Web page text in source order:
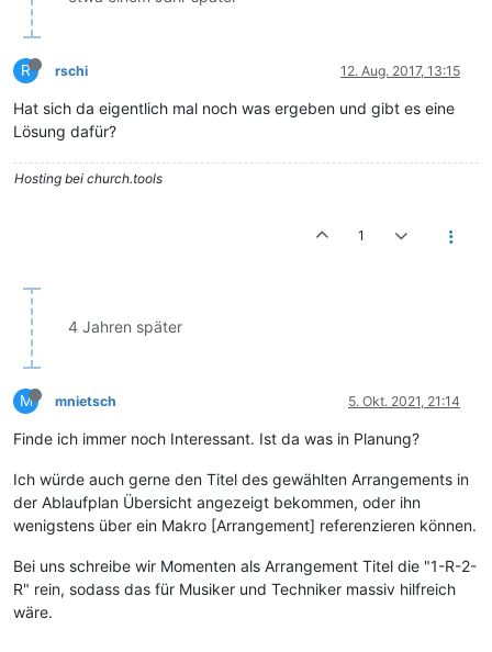
R rschi 12. Aug. 2017, 13:15
Hat sich da eigentlich mal noch was ergeben und gibt es eine
Lösung dafür?
Hosting bei church.tools
1
4 Jahren später
M mnietsch 5. Okt. 2021, 21:14
Finde ich immer noch Interessant. Ist da was in Planung?
Ich würde auch gerne den Titel des gewählten Arrangements in
der Ablaufplan Übersicht angezeigt bekommen, oder ihn
wenigstens über ein Makro [Arrangement] referenzieren können.
Bei uns schreibe wir Momenten als Arrangement Titel die "1-R-2-
R" rein, sodass das für Musiker und Techniker massiv hilfreich
wäre.